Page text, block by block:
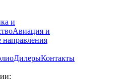
и
Авиация и
направления
ДилерыКонтакты